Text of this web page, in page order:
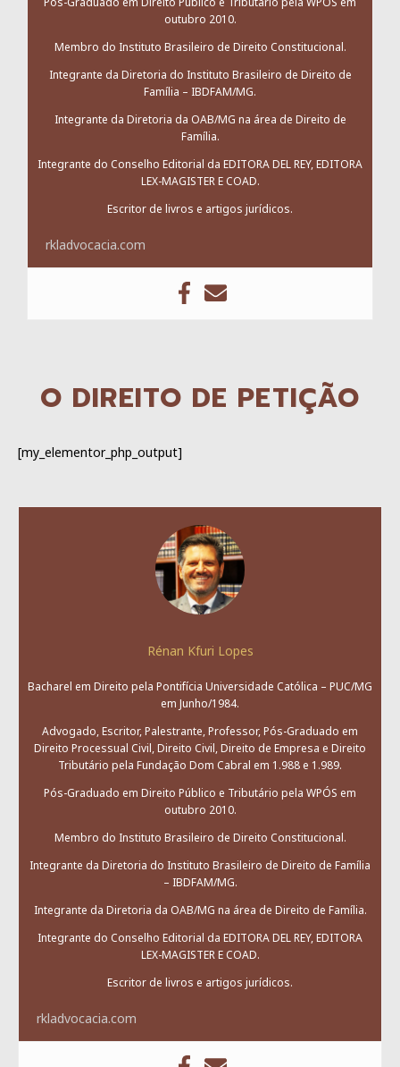
outubro 2010.
Membro do Instituto Brasileiro de Direito Constitucional.
Integrante da Diretoria do Instituto Brasileiro de Direito de
Família – IBDFAM/MG.
Integrante da Diretoria da OAB/MG na área de Direito de
Família.
Integrante do Conselho Editorial da EDITORA DEL REY, EDITORA
LEX-MAGISTER E COAD.
Escritor de livros e artigos jurídicos.
rkladvocacia.com
O DIREITO DE PETIÇÃO
[my_elementor_php_output]
Rénan Kfuri Lopes
Bacharel em Direito pela Pontifícia Universidade Católica – PUC/MG
em Junho/1984.
Advogado, Escritor, Palestrante, Professor, Pós-Graduado em
Direito Processual Civil, Direito Civil, Direito de Empresa e Direito
Tributário pela Fundação Dom Cabral em 1.988 e 1.989.
Pós-Graduado em Direito Público e Tributário pela WPÓS em
outubro 2010.
Membro do Instituto Brasileiro de Direito Constitucional.
Integrante da Diretoria do Instituto Brasileiro de Direito de Família
– IBDFAM/MG.
Integrante da Diretoria da OAB/MG na área de Direito de Família.
Integrante do Conselho Editorial da EDITORA DEL REY, EDITORA
LEX-MAGISTER E COAD.
Escritor de livros e artigos jurídicos.
rkladvocacia.com